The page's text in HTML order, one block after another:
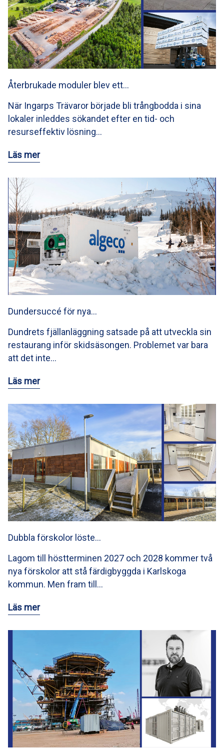
Återbrukade moduler blev ett…
När Ingarps Trävaror började bli trångbodda i sina
lokaler inleddes sökandet efter en tid- och
resurseffektiv lösning…
Läs mer
Dundersuccé för nya…
Dundrets fjällanläggning satsade på att utveckla sin
restaurang inför skidsäsongen. Problemet var bara
att det inte…
Läs mer
Dubbla förskolor löste…
Lagom till höstterminen 2027 och 2028 kommer två
nya förskolor att stå färdigbyggda i Karlskoga
kommun. Men fram till…
Läs mer